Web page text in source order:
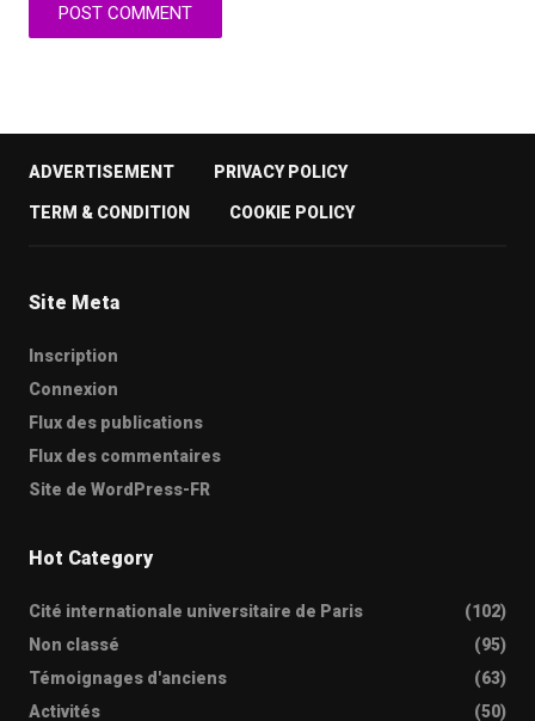
ADVERTISEMENT PRIVACY POLICY
TERM & CONDITION COOKIE POLICY
Site Meta
Inscription
Connexion
Flux des publications
Flux des commentaires
Site de WordPress-FR
Hot Category
Cité internationale universitaire de Paris
(102)
Non classé
(95)
Témoignages d'anciens
(63)
Activités
(50)